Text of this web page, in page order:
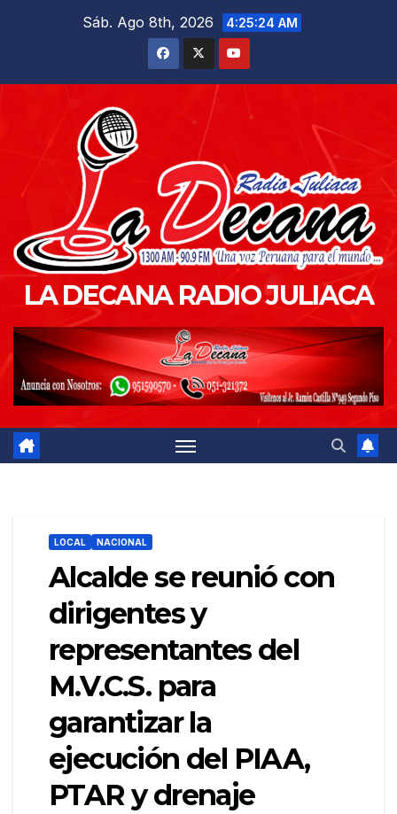
Sáb. Ago 8th, 2026 4:25:25 AM
LA DECANA RADIO JULIACA
LOCAL NACIONAL
Alcalde se reunió con
dirigentes y
representantes del
M.V.C.S. para
garantizar la
ejecución del PIAA,
PTAR y drenaje